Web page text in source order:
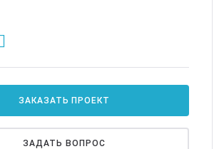
ЗАКАЗАТЬ ПРОЕКТ
ЗАДАТЬ ВОПРОС